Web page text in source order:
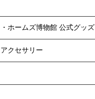
ホームズ博物館 公式グッズ
クセサリー